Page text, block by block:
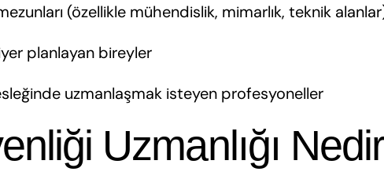
(özellikle mühendislik, mimarlık, teknik
planlayan bireyler
uzmanlaşmak isteyen profesyoneller
Uzmanlığı